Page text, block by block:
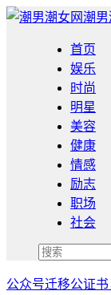
潮男
首页
娱乐
时尚
明星
美容
健康
情感
励志
职场
社会
公众号迁移公证书